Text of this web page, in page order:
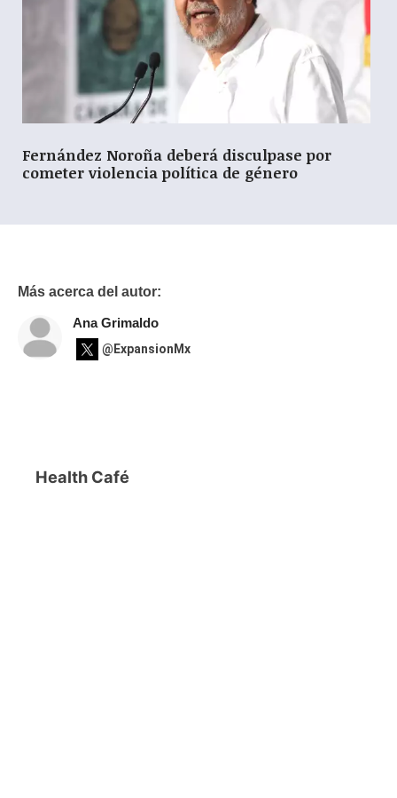
Fernández Noroña deberá disculpase por
cometer violencia política de género
Más acerca del autor:
Ana Grimaldo
@ExpansionMx
Health Café